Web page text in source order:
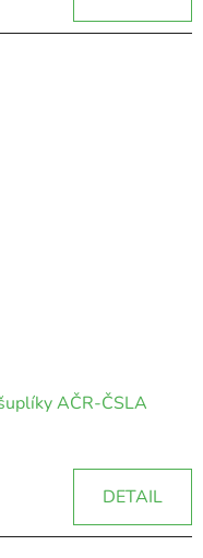
AČR-ČSLA
DETAIL